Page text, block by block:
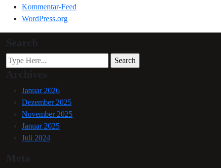
Kommentar-Feed
WordPress.org
Januar 2026
Dezember 2025
November 2025
Januar 2025
Juli 2024